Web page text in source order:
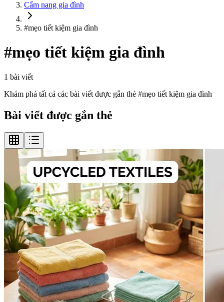
Cẩm nang gia đình
#mẹo tiết kiệm gia đình
#mẹo tiết kiệm gia đình
1 bài viết
Khám phá tất cả các bài viết được gắn thẻ #mẹo tiết kiệm gia đình
Bài viết được gắn thẻ